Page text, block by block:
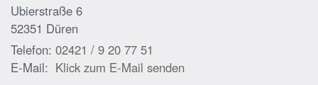
Ubierstraße 6
52351 Düren
Telefon: 02421 / 9 20 77 51
E-Mail: Klick zum E-Mail senden